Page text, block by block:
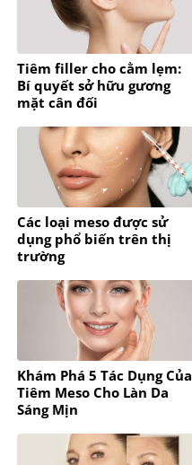
Tiêm filler cho cằm lẹm:
Bí quyết sở hữu gương
mặt cân đối
Các loại meso được sử
dụng phổ biến trên thị
trường
Khám Phá 5 Tác Dụng Của
Tiêm Meso Cho Làn Da
Sáng Mịn